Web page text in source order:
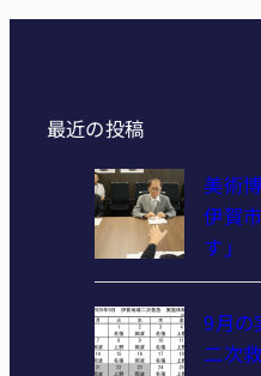
最近の投稿
美術
伊賀
す」
9月
二次